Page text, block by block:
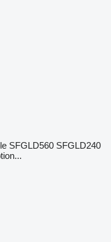
SFGLD560 SFGLD240